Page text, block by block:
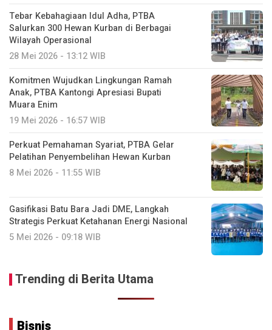
Tebar Kebahagiaan Idul Adha, PTBA
Salurkan 300 Hewan Kurban di Berbagai
Wilayah Operasional
28 Mei 2026 - 13:12 WIB
Komitmen Wujudkan Lingkungan Ramah
Anak, PTBA Kantongi Apresiasi Bupati
Muara Enim
19 Mei 2026 - 16:57 WIB
Perkuat Pemahaman Syariat, PTBA Gelar
Pelatihan Penyembelihan Hewan Kurban
8 Mei 2026 - 11:55 WIB
Gasifikasi Batu Bara Jadi DME, Langkah
Strategis Perkuat Ketahanan Energi Nasional
5 Mei 2026 - 09:18 WIB
Trending di Berita Utama
Bisnis